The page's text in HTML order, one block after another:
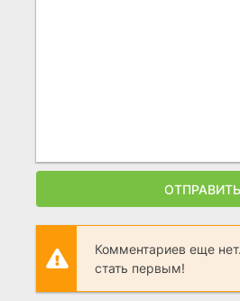
ОТПРАВИТЬ
Комментариев еще
стать первым!